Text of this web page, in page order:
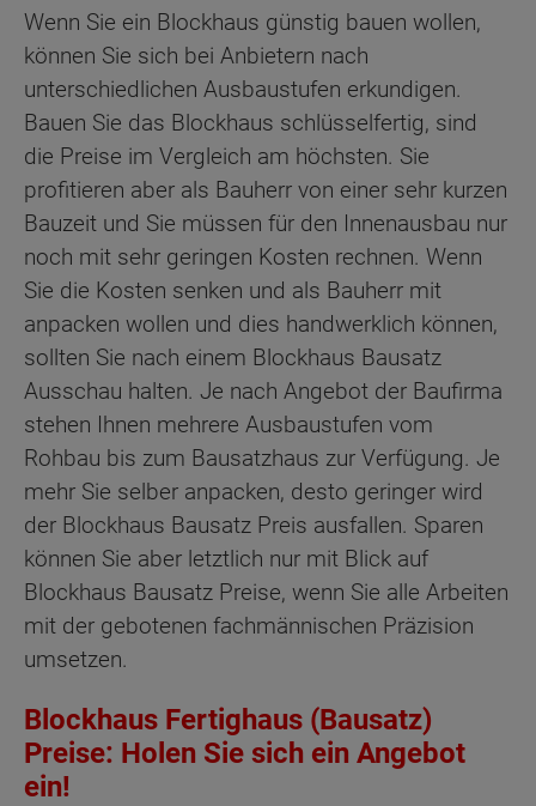
Wenn Sie ein Blockhaus günstig bauen wollen,
können Sie sich bei Anbietern nach
unterschiedlichen Ausbaustufen erkundigen.
Bauen Sie das Blockhaus schlüsselfertig, sind
die Preise im Vergleich am höchsten. Sie
profitieren aber als Bauherr von einer sehr kurzen
Bauzeit und Sie müssen für den Innenausbau nur
noch mit sehr geringen Kosten rechnen. Wenn
Sie die Kosten senken und als Bauherr mit
anpacken wollen und dies handwerklich können,
sollten Sie nach einem Blockhaus Bausatz
Ausschau halten. Je nach Angebot der Baufirma
stehen Ihnen mehrere Ausbaustufen vom
Rohbau bis zum Bausatzhaus zur Verfügung. Je
mehr Sie selber anpacken, desto geringer wird
der Blockhaus Bausatz Preis ausfallen. Sparen
können Sie aber letztlich nur mit Blick auf
Blockhaus Bausatz Preise, wenn Sie alle Arbeiten
mit der gebotenen fachmännischen Präzision
umsetzen.
Blockhaus Fertighaus (Bausatz)
Preise: Holen Sie sich ein Angebot
ein!